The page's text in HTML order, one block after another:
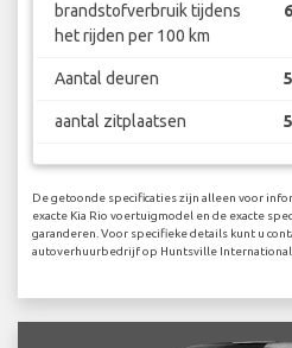
brandstofverbruik tijdens
het rijden per 100 km
Aantal deuren 5
aantal zitplaatsen 5
De getoonde specificaties zijn alleen voor
exacte Kia Rio voertuigmodel en de exacte
garanderen. Voor specifieke details kunt u
autoverhuurbedrijf op Huntsville